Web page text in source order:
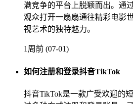
满竞争的平台上脱颖而出。通
观众打开一扇扇通往精彩电影
视艺术的独特魅力。
1周前 (07-01)
如何注册和登录抖音TikTok
抖音TikTok是一款广受欢迎的